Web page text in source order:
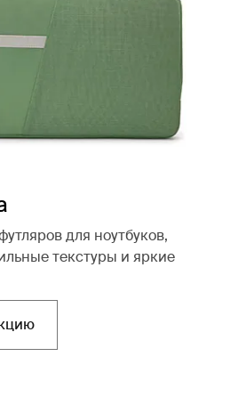
для ноутбуков,
текстуры и яркие
в новой вкладке